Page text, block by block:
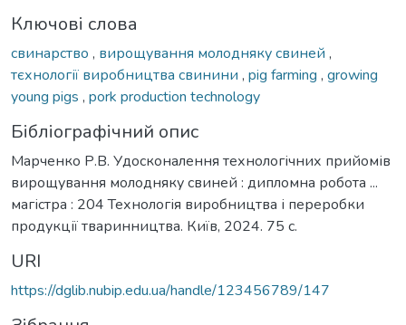
Ключові слова
свинарство , вирощування молодняку свиней ,
тєхнoлoгії вирoбництвa свинини , pig farming , growing
young pigs , pork production technology
Бібліографічний опис
Марченко Р.В. Удосконалення технологічних прийомів
вирощування молодняку свиней : дипломна робота ...
магістра : 204 Технологія виробництва і переробки
продукції тваринництва. Київ, 2024. 75 с.
URI
https://dglib.nubip.edu.ua/handle/123456789/147